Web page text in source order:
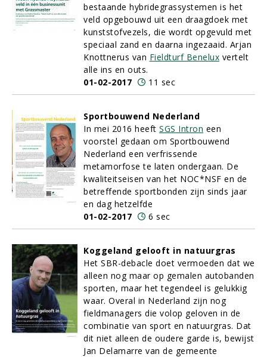
bestaande hybridegrassystemen is het
veld opgebouwd uit een draagdoek met
kunststofvezels, die wordt opgevuld met
speciaal zand en daarna ingezaaid. Arjan
Knottnerus van Fieldturf Benelux vertelt
alle ins en outs.
01-02-2017
11 sec
Sportbouwend Nederland
In mei 2016 heeft SGS Intron een
voorstel gedaan om Sportbouwend
Nederland een verfrissende
metamorfose te laten ondergaan. De
kwaliteitseisen van het NOC*NSF en de
betreffende sportbonden zijn sinds jaar
en dag hetzelfde
01-02-2017
6 sec
Koggeland gelooft in natuurgras
Het SBR-debacle doet vermoeden dat we
alleen nog maar op gemalen autobanden
sporten, maar het tegendeel is gelukkig
waar. Overal in Nederland zijn nog
fieldmanagers die volop geloven in de
combinatie van sport en natuurgras. Dat
dit niet alleen de oudere garde is, bewijst
Jan Delamarre van de gemeente